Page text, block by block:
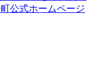
公式ホームページ